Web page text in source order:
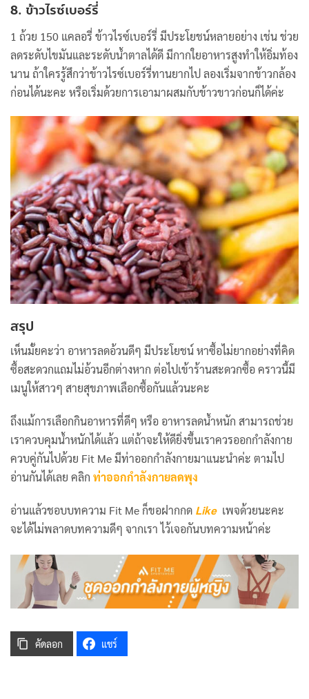
8. ข้าวไรซ์เบอร์รี่
1 ถ้วย 150 แคลอรี่ ข้าวไรซ์เบอร์รี่ มีประโยชน์หลายอย่าง เช่น ช่วย
ลดระดับไขมันและระดับน้ำตาลได้ดี มีกากใยอาหารสูงทำให้อิ่มท้อง
นาน ถ้าใครรู้สึกว่าข้าวไรซ์เบอร์รี่ทานยากไป ลองเริ่มจากข้าวกล้อง
ก่อนได้นะคะ หรือเริ่มด้วยการเอามาผสมกับข้าวขาวก่อนก็ได้ค่ะ
สรุป
เห็นมั้ยคะว่า อาหารลดอ้วนดีๆ มีประโยชน์ หาซื้อไม่ยากอย่างที่คิด
ซื้อสะดวกแถมไม่อ้วนอีกต่างหาก ต่อไปเข้าร้านสะดวกซื้อ คราวนี้มี
เมนูให้สาวๆ สายสุขภาพเลือกซื้อกันแล้วนะคะ
ถึงแม้การเลือกกินอาหารที่ดีๆ หรือ อาหารลดน้ำหนัก สามารถช่วย
เราควบคุมน้ำหนักได้แล้ว แต่ถ้าจะให้ดียิ่งขึ้นเราควรออกกำลังกาย
ควบคู่กันไปด้วย Fit Me มีท่าออกกำลังกายมาแนะนำค่ะ ตามไป
อ่านกันได้เลย คลิก ท่าออกกำลังกายลดพุง
อ่านแล้วชอบบทความ Fit Me ก็ขอฝากกด Likeเพจด้วยนะคะ
จะได้ไม่พลาดบทความดีๆ จากเรา ไว้เจอกันบทความหน้าค่ะ
คัดลอก แชร์